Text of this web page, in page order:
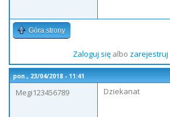
Góra strony
Zaloguj sięalbo zarejestruj
pon., 23/04/2018 - 11:41
Megi123456789
Dziekanat